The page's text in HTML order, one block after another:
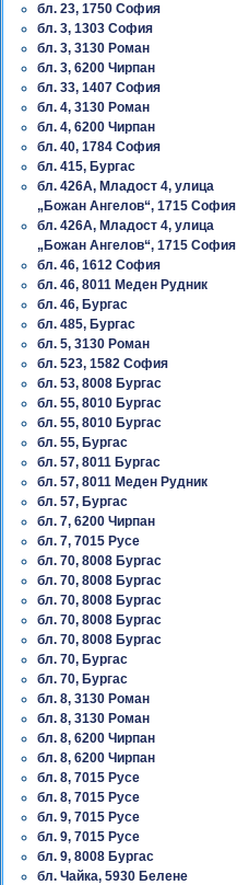
бл. 23, 1750 София
бл. 3, 1303 София
бл. 3, 3130 Роман
бл. 3, 6200 Чирпан
бл. 33, 1407 София
бл. 4, 3130 Роман
бл. 4, 6200 Чирпан
бл. 40, 1784 София
бл. 415, Бургас
бл. 426А, Младост 4, улица
„Божан Ангелов“, 1715 София
бл. 426А, Младост 4, улица
„Божан Ангелов“, 1715 София
бл. 46, 1612 София
бл. 46, 8011 Меден Рудник
бл. 46, Бургас
бл. 485, Бургас
бл. 5, 3130 Роман
бл. 523, 1582 София
бл. 53, 8008 Бургас
бл. 55, 8010 Бургас
бл. 55, 8010 Бургас
бл. 55, Бургас
бл. 57, 8011 Бургас
бл. 57, 8011 Меден Рудник
бл. 57, Бургас
бл. 7, 6200 Чирпан
бл. 7, 7015 Русе
бл. 70, 8008 Бургас
бл. 70, 8008 Бургас
бл. 70, 8008 Бургас
бл. 70, 8008 Бургас
бл. 70, 8008 Бургас
бл. 70, Бургас
бл. 70, Бургас
бл. 8, 3130 Роман
бл. 8, 3130 Роман
бл. 8, 6200 Чирпан
бл. 8, 6200 Чирпан
бл. 8, 7015 Русе
бл. 8, 7015 Русе
бл. 9, 7015 Русе
бл. 9, 7015 Русе
бл. 9, 8008 Бургас
бл. Чайка, 5930 Белене